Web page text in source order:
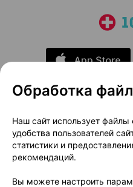
О проекте
Размещение рекламы
Публичный
Обработка
Наш сайт использует файлы
удобства пользователей
статистики и
рекомендаций.
Вы можете настроить